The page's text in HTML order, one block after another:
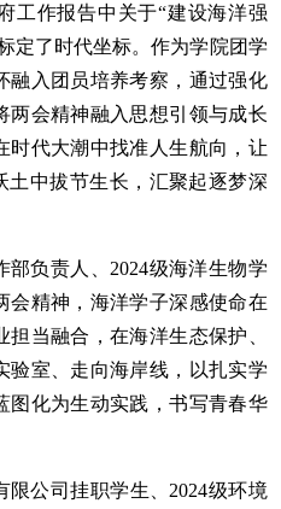
工作报告中关于“建设海洋强
定了时代坐标。作为学院团学
融入团员培养考察，通过强化
两会精神融入思想引领与成长
时代大潮中找准人生航向，让
土中拔节生长，汇聚起逐梦深
部负责人、2024级海洋生物学
会精神，海洋学子深感使命在
当融合，在海洋生态保护、
验室、走向海岸线，以扎实学
图化为生动实践，书写青春华
限公司挂职学生、2024级环境